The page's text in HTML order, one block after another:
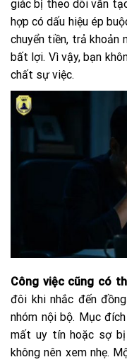
giác bị theo dõi vẫn
hợp có dấu hiệu ép
chuyển tiền, trả khoản
bất lợi. Vì vậy, bạn
chất sự việc.
Công việc cũng có
đôi khi nhắc đến
nhóm nội bộ. Mục
mất uy tín hoặc sợ
không nên xem nhẹ.